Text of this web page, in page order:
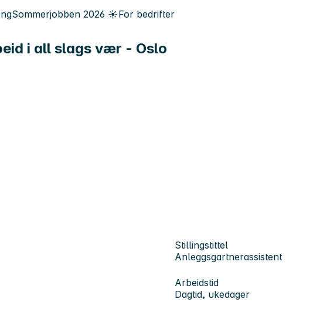
Sommerjobben 2026 ☀️For bedrifter
i all slags vær - Oslo
Stillingstittel
Anleggsgartnerassistent
Arbeidstid
Dagtid, ukedager